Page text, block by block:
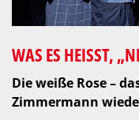
WAS ES HEISST,
Die weiße Rose –
Zimmermann